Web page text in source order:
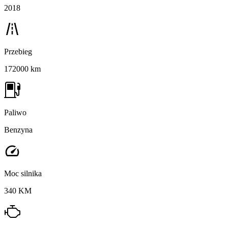
2018
Przebieg
172000 km
Paliwo
Benzyna
Moc silnika
340 KM